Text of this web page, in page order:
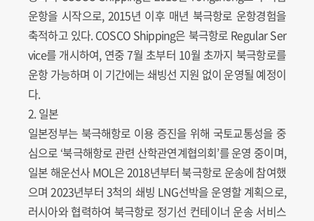
운항을 시작으로, 2015년 이후 매년 북극항로 운항경험을
축적하고 있다. COSCO Shipping은 북극항로 Regular Ser
vice를 개시하여, 연중 7월 초부터 10월 초까지 북극항로를
운항 가능하며 이 기간에는 쇄빙선 지원 없이 운영될 예정이
다.
2. 일본
일본정부는 북극해항로 이용 증진을 위해 국토교통성을 중
심으로 ‘북극해항로 관련 산학관연계협의회’를 운영 중이며,
일본 해운선사 MOL은 2018년부터 북극항로 운송에 참여했
으며 2023년부터 3척의 쇄빙 LNG선박을 운영할 계획으로,
러시아와 협력하여 북극항로 정기선 컨테이너 운송 서비스